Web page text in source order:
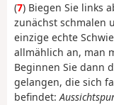
(7) Biegen Sie links
zunächst schmalen
einzige echte
allmählich an, man
Beginnen Sie dann
gelangen, die sich
befindet: